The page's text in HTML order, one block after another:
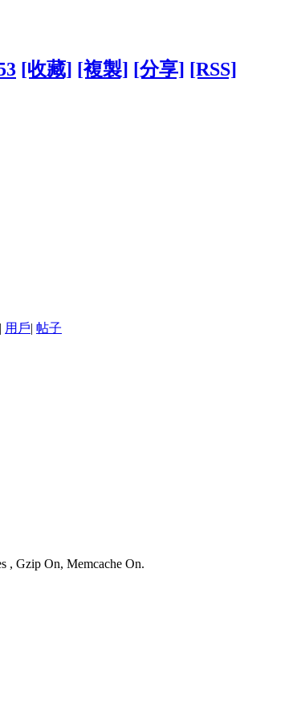
[收藏] [複製] [分享] [RSS]
| 用戶| 帖子
, Gzip On, Memcache On.